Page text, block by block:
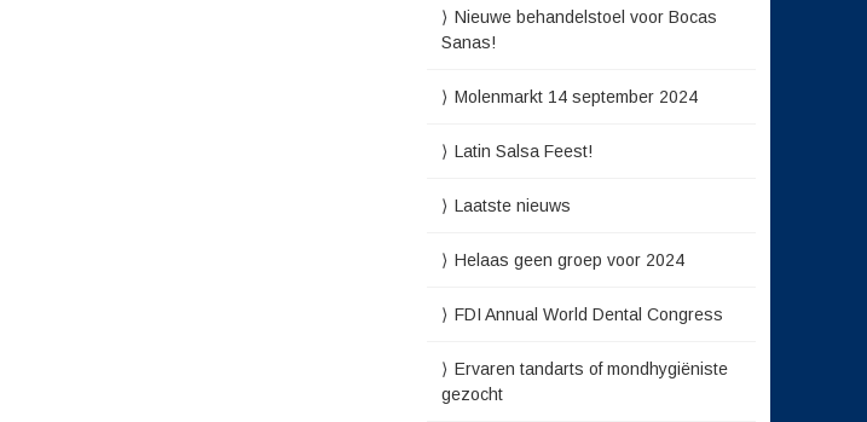
Nieuwe behandelstoel voor Bocas
Sanas!
Molenmarkt 14 september 2024
Latin Salsa Feest!
Laatste nieuws
Helaas geen groep voor 2024
FDI Annual World Dental Congress
Ervaren tandarts of mondhygiëniste
gezocht